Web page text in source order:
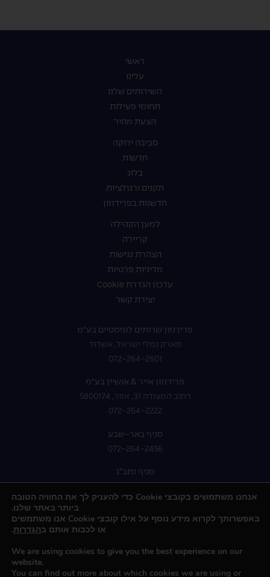
ראשי
עלינו
השירותים שלנו
תחומי פעילות
הצעת מחיר
סביבה ירוקה
חדשות
בלוג
תקנים ורגולציות
חדשנות בפרידנזון
למען הקהילה
קריירה
הצהרת נגישות
מדיניות פרטיות
עדכון הגדרת Cookie
יצירת קשר
פרידנזון שרותים לוגיסטיים בע"מ
פארק נמלי ישראל, אשדוד
072-264-2601
פרידנזון אייר & אושיין בע"מ
רחוב המצודה 31, אזור, 5800174
072-264-2222
סניף באר-שבע
072-264-2456
סניף נתב”ג
אנחנו משתמשים בקובצי Cookie כדי להעניק לך את החוויה הטובה
ביותר באתר שלנו.
באפשרותך לקרוא מידע נוסף על אילו קובצי Cookie אנו משתמשים
או לכבות אותם בהגדרות.
We are using cookies to give you the best experience on our
website.
You can find out more about which cookies we are using or